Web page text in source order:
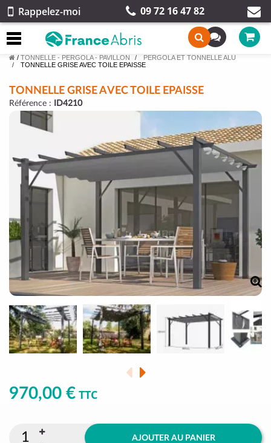
Rappelez-moi 09 72 16 47 82
/ TONNELLE - PERGOLA - PAVILLON
PERGOLA ET TONNELLE ALU
TONNELLE GRISE AVEC TOILE EPAISSE
TONNELLE GRISE AVEC TOILE EPAISSE
Référence : ID4210
970,00 € TTC
AJOUTER AU PANIER